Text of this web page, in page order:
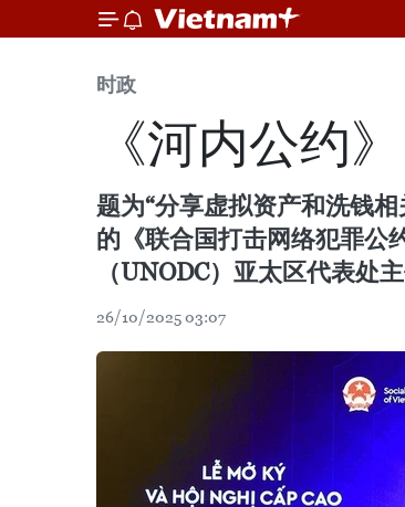
时政
《河内公约
题为“分享虚拟资产和洗钱
的《联合国打击网络犯罪公
（UNODC）亚太区代表处
26/10/2025 03:07